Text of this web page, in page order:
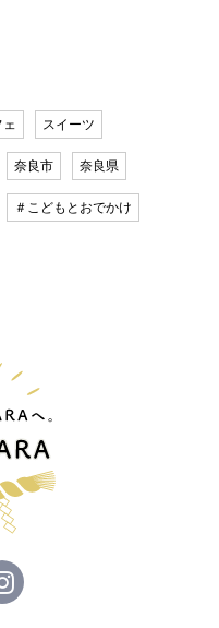
ェ スイーツ
奈良市 奈良県
＃こどもとおでかけ